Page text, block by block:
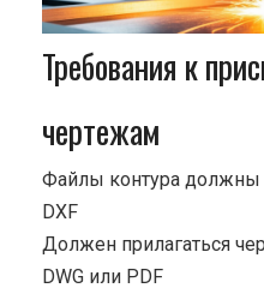
Требования к
чертежам
Файлы контура
DXF
Должен прилагаться
DWG или PDF